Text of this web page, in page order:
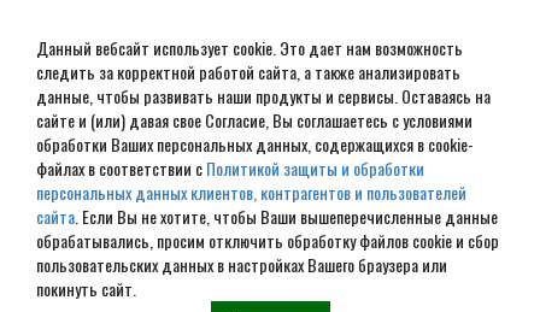
Данный вебсайт использует cookie. Это дает нам возможность
следить за корректной работой сайта, а также анализировать
данные, чтобы развивать наши продукты и сервисы. Оставаясь на
сайте и (или) давая свое Согласие, Вы соглашаетесь с условиями
обработки Ваших персональных данных, содержащихся в cookie-
файлах в соответствии сПолитикой защиты и обработки
персональных данных клиентов, контрагентов и пользователей
сайта . Если Вы не хотите, чтобы Ваши вышеперечисленные данные
обрабатывались, просим отключить обработку файлов cookie и сбор
пользовательских данных в настройках Вашего браузера или
покинуть сайт.
Дом из бруса под ключ в
Усть-Алексееве
Наши проекты